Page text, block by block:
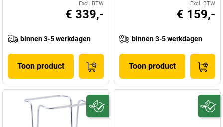
Excl. BTW
€ 339,-
binnen 3-5 werkdagen
Toon product
Excl. BTW
€ 159,-
binnen 3-5 werkdagen
Toon product